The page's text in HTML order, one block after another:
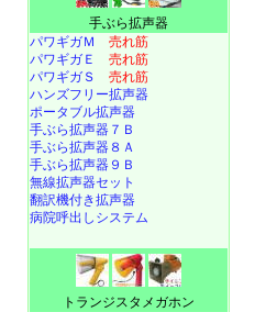
手ぶら拡声器
パワギガＭ 売れ筋
パワギガＥ 売れ筋
パワギガＳ 売れ筋
ハンズフリー拡声器
ポータブル拡声器
手ぶら拡声器７Ｂ
手ぶら拡声器８Ａ
手ぶら拡声器９Ｂ
無線拡声器セット
翻訳機付き拡声器
病院呼出しシステム
トランジスタメガホン